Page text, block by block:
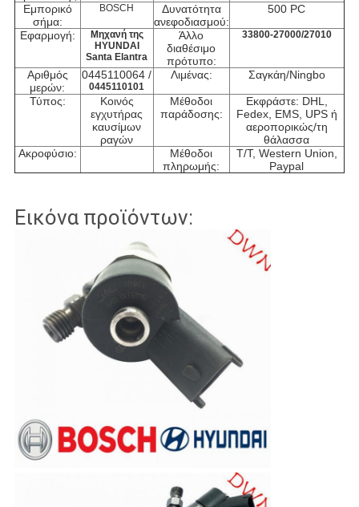
Εμπορικό
σήμα:
BOSCH
Δυνατότητα
ανεφοδιασμού:
500 PC
Εφαρμογή:
Μηχανή της
HYUNDAI
Santa Elantra
Άλλο
διαθέσιμο
πρότυπο:
33800-27000/27010
Αριθμός
μερών:
0445110064 /
0445110101
Λιμένας: Σαγκάη/Ningbo
Τύπος:
Κοινός
εγχυτήρας
καυσίμων
ραγών
Μέθοδοι
παράδοσης:
Εκφράστε: DHL,
Fedex, EMS, UPS ή
αεροπορικώς/τη
θάλασσα
Ακροφύσιο:
Μέθοδοι
πληρωμής:
T/T, Western Union,
Paypal
Εικόνα προϊόντων: